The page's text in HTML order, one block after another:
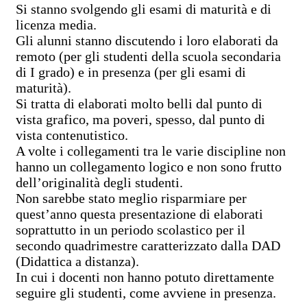
Si stanno svolgendo gli esami di maturità e di
licenza media.
Gli alunni stanno discutendo i loro elaborati da
remoto (per gli studenti della scuola secondaria
di I grado) e in presenza (per gli esami di
maturità).
Si tratta di elaborati molto belli dal punto di
vista grafico, ma poveri, spesso, dal punto di
vista contenutistico.
A volte i collegamenti tra le varie discipline non
hanno un collegamento logico e non sono frutto
dell’originalità degli studenti.
Non sarebbe stato meglio risparmiare per
quest’anno questa presentazione di elaborati
soprattutto in un periodo scolastico per il
secondo quadrimestre caratterizzato dalla DAD
(Didattica a distanza).
In cui i docenti non hanno potuto direttamente
seguire gli studenti, come avviene in presenza.